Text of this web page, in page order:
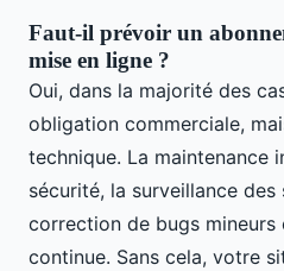
Faut-il prévoir un
mise en ligne ?
Oui, dans la majorité des
obligation commerciale,
technique. La maintenance
sécurité, la surveillance des
correction de bugs mineurs
continue. Sans cela, votre